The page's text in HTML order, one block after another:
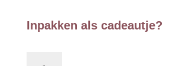
Inpakken als cadeautje?